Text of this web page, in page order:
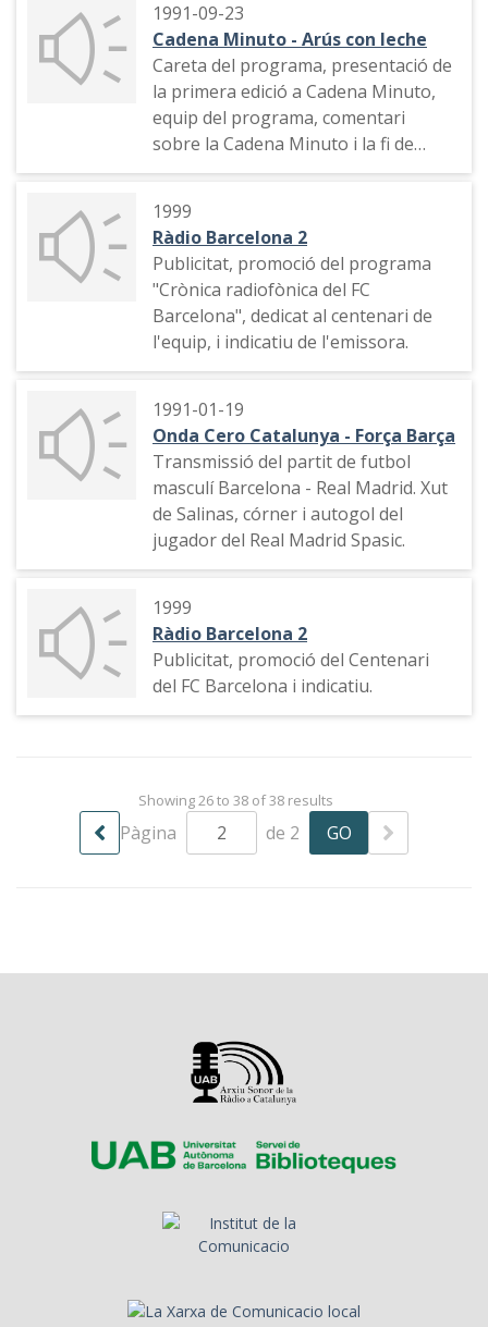
1991-09-23
Cadena Minuto - Arús con leche
Careta del programa, presentació de
la primera edició a Cadena Minuto,
equip del programa, comentari
sobre la Cadena Minuto i la fi de
l'estiu, agraïment a l'audiència, la
1999
Ràdio Barcelona 2
Publicitat, promoció del programa
"Crònica radiofònica del FC
Barcelona", dedicat al centenari de
l'equip, i indicatiu de l'emissora.
1991-01-19
Onda Cero Catalunya - Força Barça
Transmissió del partit de futbol
masculí Barcelona - Real Madrid. Xut
de Salinas, córner i autogol del
jugador del Real Madrid Spasic.
1999
Ràdio Barcelona 2
Publicitat, promoció del Centenari
del FC Barcelona i indicatiu.
Showing 26 to 38 of 38 results
Pàgina de 2